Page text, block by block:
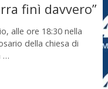
finì davvero”
alle ore 18:30 nella
della chiesa di
…